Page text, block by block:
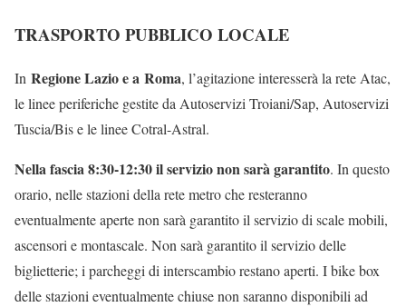
TRASPORTO PUBBLICO LOCALE
In Regione Lazio e a Roma, l’agitazione interesserà la rete Atac,
le linee periferiche gestite da Autoservizi Troiani/Sap, Autoservizi
Tuscia/Bis e le linee Cotral-Astral.
Nella fascia 8:30-12:30 il servizio non sarà garantito. In questo
orario, nelle stazioni della rete metro che resteranno
eventualmente aperte non sarà garantito il servizio di scale mobili,
ascensori e montascale. Non sarà garantito il servizio delle
biglietterie; i parcheggi di interscambio restano aperti. I bike box
delle stazioni eventualmente chiuse non saranno disponibili ad